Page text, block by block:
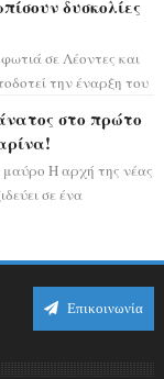
δυσκολίες
σε Λέοντες και
την έναρξη του
στο πρώτο
Η αρχή της νέας
σε ένα
Επικοινωνία